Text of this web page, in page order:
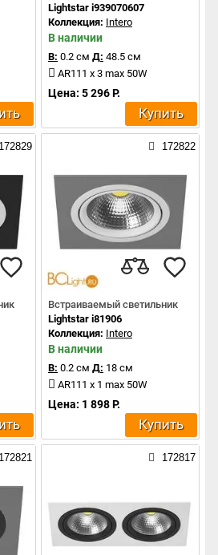
Lightstar i939070607
Коллекция: Intero
В наличии
В: 0.2 см Д: 48.5 см
AR111 x 3 max 50W
Цена: 5 296 Р.
Купить
172829 172822
Встраиваемый светильник
Lightstar i81906
Коллекция: Intero
В наличии
В: 0.2 см Д: 18 см
AR111 x 1 max 50W
Цена: 1 898 Р.
Купить
172821 172817